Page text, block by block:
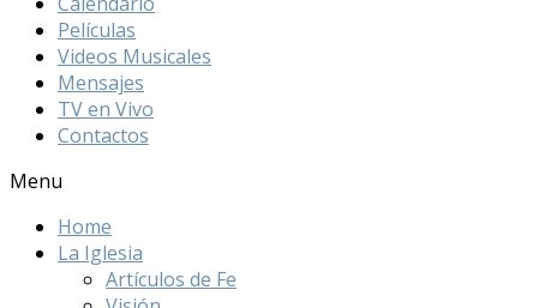
Películas
Videos Musicales
Mensajes
TV en Vivo
Contactos
Menu
Home
La Iglesia
Artículos de Fe